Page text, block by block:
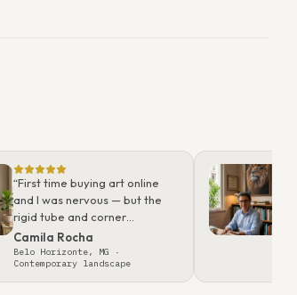
“First time buying art online
and I was nervous — but the
rigid tube and corner
protection showed real care.
Worth every cent.
Camila Rocha
Belo Horizonte, MG ·
Contemporary landscape